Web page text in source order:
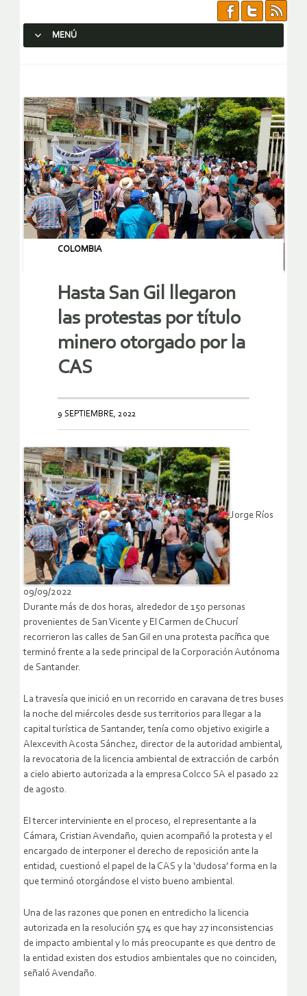
MENÚ
COLOMBIA
Hasta San Gil llegaron
las protestas por título
minero otorgado por la
CAS
9 SEPTIEMBRE, 2022
Jorge Ríos
09/09/2022
Durante más de dos horas, alrededor de 150 personas
provenientes de San Vicente y El Carmen de Chucurí
recorrieron las calles de San Gil en una protesta pacífica que
terminó frente a la sede principal de la Corporación Autónoma
de Santander.
La travesía que inició en un recorrido en caravana de tres buses
la noche del miércoles desde sus territorios para llegar a la
capital turística de Santander, tenía como objetivo exigirle a
Alexcevith Acosta Sánchez, director de la autoridad ambiental,
la revocatoria de la licencia ambiental de extracción de carbón
a cielo abierto autorizada a la empresa Colcco SA el pasado 22
de agosto.
El tercer interviniente en el proceso, el representante a la
Cámara, Cristian Avendaño, quien acompañó la protesta y el
encargado de interponer el derecho de reposición ante la
entidad, cuestionó el papel de la CAS y la ‘dudosa’ forma en la
que terminó otorgándose el visto bueno ambiental.
Una de las razones que ponen en entredicho la licencia
autorizada en la resolución 574 es que hay 27 inconsistencias
de impacto ambiental y lo más preocupante es que dentro de
la entidad existen dos estudios ambientales que no coinciden,
señaló Avendaño.